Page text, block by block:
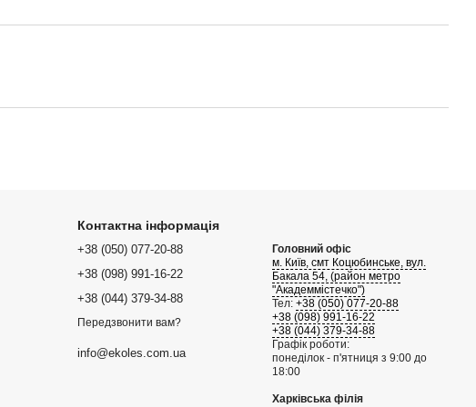
Контактна інформація
+38 (050) 077-20-88
+38 (098) 991-16-22
+38 (044) 379-34-88
Передзвонити вам?
info@ekoles.com.ua
Головний офіс
м. Київ, смт Коцюбинське, вул.
Бакала 54, (район метро
"Академмістечко")
Тел: +38 (050) 077-20-88
+38 (098) 991-16-22
+38 (044) 379-34-88
Графік роботи:
понеділок - п'ятниця з 9:00 до
18:00
Харківська філія